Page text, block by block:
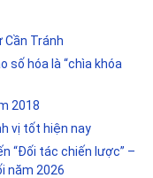
Cần Tránh
số hóa là “chìa khóa
2018
vị tốt hiện nay
“Đối tác chiến lược” –
năm 2026